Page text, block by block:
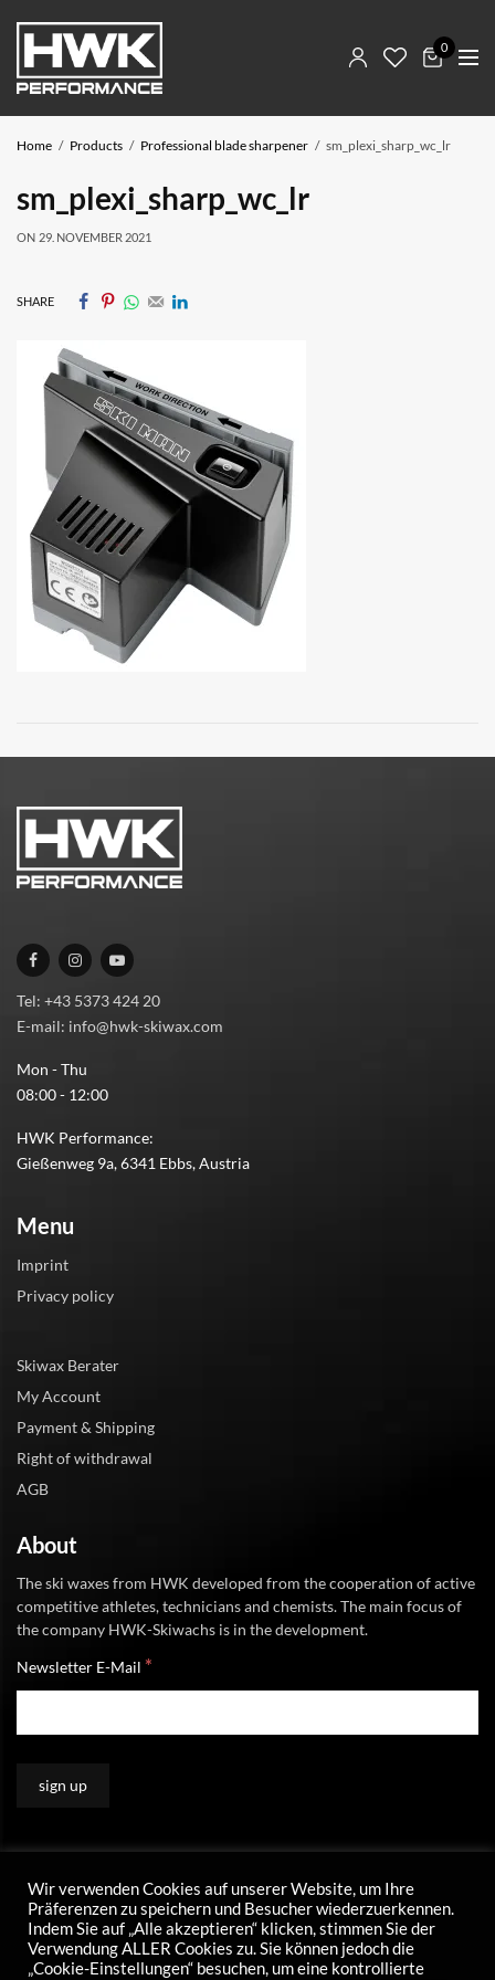
0
Home Products Professional blade sharpener sm_plexi_sharp_wc_lr
sm_plexi_sharp_wc_lr
ON 29. NOVEMBER 2021
SHARE
Tel: +43 5373 424 20
E-mail: info@hwk-skiwax.com
Mon - Thu
08:00 - 12:00
HWK Performance:
Gießenweg 9a, 6341 Ebbs, Austria
Menu
Imprint
Privacy policy
Skiwax Berater
My Account
Payment & Shipping
Right of withdrawal
AGB
About
The ski waxes from HWK developed from the cooperation of active
competitive athletes, technicians and chemists. The main focus of
the company HWK-Skiwachs is in the development.
Newsletter E-Mail *
Wir verwenden Cookies auf unserer Website, um Ihre
Präferenzen zu speichern und Besucher wiederzuerkennen.
Indem Sie auf „Alle akzeptieren“ klicken, stimmen Sie der
Verwendung ALLER Cookies zu. Sie können jedoch die
„Cookie-Einstellungen“ besuchen, um eine kontrollierte